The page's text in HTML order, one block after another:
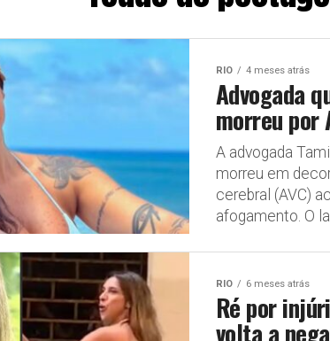
RIO 4 meses atrás
Advogada
morreu por
A advogada
morreu em
cerebral (AVC)
afogamento. O
RIO 6 meses atrás
Ré por
volta a